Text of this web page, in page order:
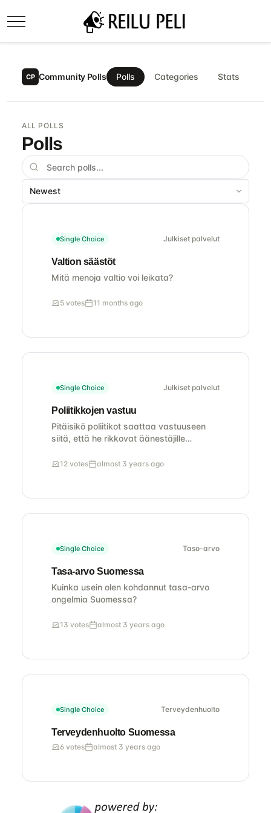
Mobile Menu Toggle
CP Community Polls Polls Categories Stats
ALL POLLS
Polls
Single Choice Julkiset palvelut
Valtion säästöt
Mitä menoja valtio voi leikata?
5 votes 11 months ago
Single Choice Julkiset palvelut
Poliitikkojen vastuu
Pitäisikö poliitikot saattaa vastuuseen
siitä, että he rikkovat äänestäjille
millä tavoin?
12 votes almost 3 years ago
Single Choice Taso-arvo
Tasa-arvo Suomessa
Kuinka usein olen kohdannut tasa-arvo
ongelmia Suomessa?
13 votes almost 3 years ago
Single Choice Terveydenhuolto
Terveydenhuolto Suomessa
6 votes almost 3 years ago